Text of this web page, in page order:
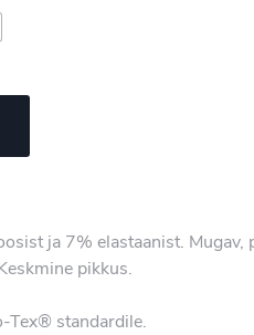
ja 7% elastaanist. Mugav,
pikkus.
Tex® standardile.